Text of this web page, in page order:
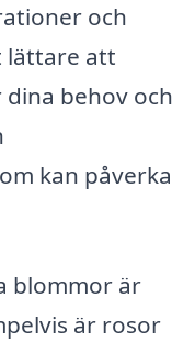
och
lättare att
behov och
kan påverka
blommor är
är rosor